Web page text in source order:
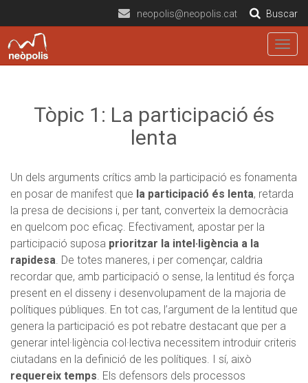
neopolis@neopolis.cat Buscar
Tòpic 1: La participació és
lenta
Un dels arguments crítics amb la participació es fonamenta
en posar de manifest que la participació és lenta, retarda
la presa de decisions i, per tant, converteix la democràcia
en quelcom poc eficaç. Efectivament, apostar per la
participació suposa prioritzar la intel·ligència a la
rapidesa. De totes maneres, i per començar, caldria
recordar que, amb participació o sense, la lentitud és força
present en el disseny i desenvolupament de la majoria de
polítiques públiques. En tot cas, l’argument de la lentitud que
genera la participació es pot rebatre destacant que per a
generar intel·ligència col·lectiva necessitem introduir criteris
ciutadans en la definició de les polítiques. I sí, això
requereix temps. Els defensors dels processos